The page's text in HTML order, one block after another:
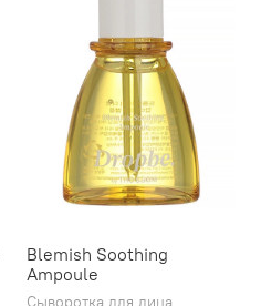
Blemish Soothing
Ampoule
Сыворотка для лица